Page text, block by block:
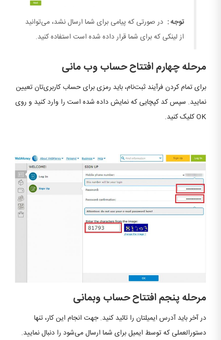
توجه : در صورتی که پیامی برای شما ارسال نشد، می‌توانید
از لینکی که برای شما قرار داده شده است استفاده کنید.
مرحله چهارم افتتاح حساب وب مانی
برای تمام کردن فرآیند ثبت‌نام، باید رمزی برای حساب کاربری‌تان تعیین
نمایید. سپس کد کپچایی که نمایش داده شده است را وارد کنید و روی
OK کلیک کنید.
مرحله پنجم افتتاح حساب وبمانی
در آخر باید آدرس ایمیلتان را تائید کنید. جهت انجام این کار، تنها
دستورالعملی که توسط ایمیل برای شما ارسال می‌شود را دنبال نمایید.